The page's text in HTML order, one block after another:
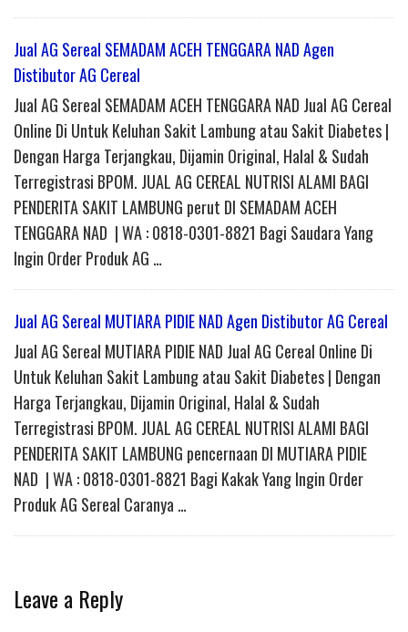
Jual AG Sereal SEMADAM ACEH TENGGARA NAD Agen
Distibutor AG Cereal
Jual AG Sereal SEMADAM ACEH TENGGARA NAD Jual AG Cereal
Online Di Untuk Keluhan Sakit Lambung atau Sakit Diabetes |
Dengan Harga Terjangkau, Dijamin Original, Halal & Sudah
Terregistrasi BPOM. JUAL AG CEREAL NUTRISI ALAMI BAGI
PENDERITA SAKIT LAMBUNG perut DI SEMADAM ACEH
TENGGARA NAD | WA : 0818-0301-8821 Bagi Saudara Yang
Ingin Order Produk AG …
Jual AG Sereal MUTIARA PIDIE NAD Agen Distibutor AG Cereal
Jual AG Sereal MUTIARA PIDIE NAD Jual AG Cereal Online Di
Untuk Keluhan Sakit Lambung atau Sakit Diabetes | Dengan
Harga Terjangkau, Dijamin Original, Halal & Sudah
Terregistrasi BPOM. JUAL AG CEREAL NUTRISI ALAMI BAGI
PENDERITA SAKIT LAMBUNG pencernaan DI MUTIARA PIDIE
NAD | WA : 0818-0301-8821 Bagi Kakak Yang Ingin Order
Produk AG Sereal Caranya …
Leave a Reply